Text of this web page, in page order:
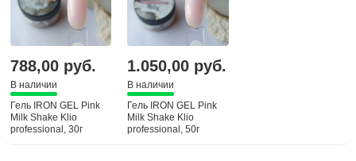
788,00 руб.
В наличии
Гель IRON GEL Pink
Milk Shake Klio
professional, 30г
1.050,00 руб.
В наличии
Гель IRON GEL Pink
Milk Shake Klio
professional, 50г